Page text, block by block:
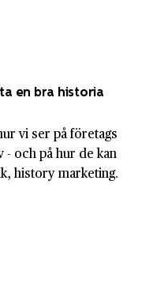
en bra historia
vi ser på företags
och på hur de kan
history marketing.